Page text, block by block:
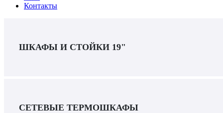
Контакты
ШКАФЫ И СТОЙКИ 19"
СЕТЕВЫЕ ТЕРМОШКАФЫ